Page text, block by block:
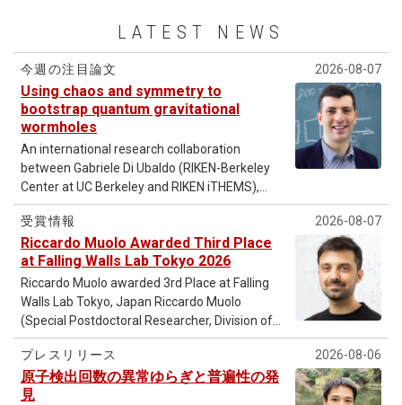
LATEST NEWS
2026-08-07
今週の注目論文
Using chaos and symmetry to
bootstrap quantum gravitational
wormholes
An international research collaboration
between Gabriele Di Ubaldo (RIKEN-Berkeley
Center at UC Berkeley and RIKEN iTHEMS),
Jan Boruch (University of California, Berkeley,
US), Felix M. Haehl (University of
Southampton, UK), Eric Perlmutter (Université
Paris-Saclay and Institut des Hautes Études
Scientifiques, France), and Moshe Rozali
(University of British Columbia, Canada)
published the new study inPhysical Review
Letters. Random matrix theory provides a
universal description of chaos in quantum
systems, capturing statistical patterns among
energy levels without requiring knowledge of
2026-08-07
受賞情報
Riccardo Muolo Awarded Third Place
at Falling Walls Lab Tokyo 2026
Riccardo Muolo awarded 3rd Place at Falling
Walls Lab Tokyo, Japan Riccardo Muolo
(Special Postdoctoral Researcher, Division of
Fundamental Mathematical Science, iTHEMS)
took part in the Falling Walls Lab Tokyo, Japan,
held on 28 July 2026 at Shibuya Sakura
Stage, and was awarded 3rd Place by the jury.
2026-08-06
プレスリリース
原子検出回数の異常ゆらぎと普遍性の発
見